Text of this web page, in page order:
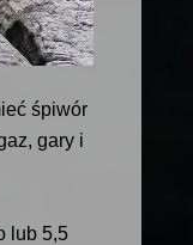
śpiwór
gary i
lub 5,5